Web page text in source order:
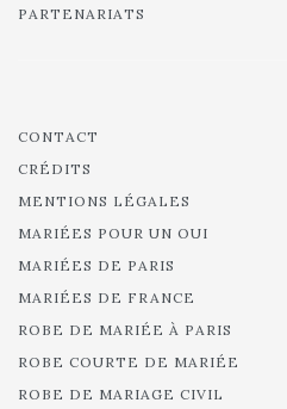
PARTENARIATS
CONTACT
CRÉDITS
MENTIONS LÉGALES
MARIÉES POUR UN OUI
MARIÉES DE PARIS
MARIÉES DE FRANCE
ROBE DE MARIÉE À PARIS
ROBE COURTE DE MARIÉE
ROBE DE MARIAGE CIVIL